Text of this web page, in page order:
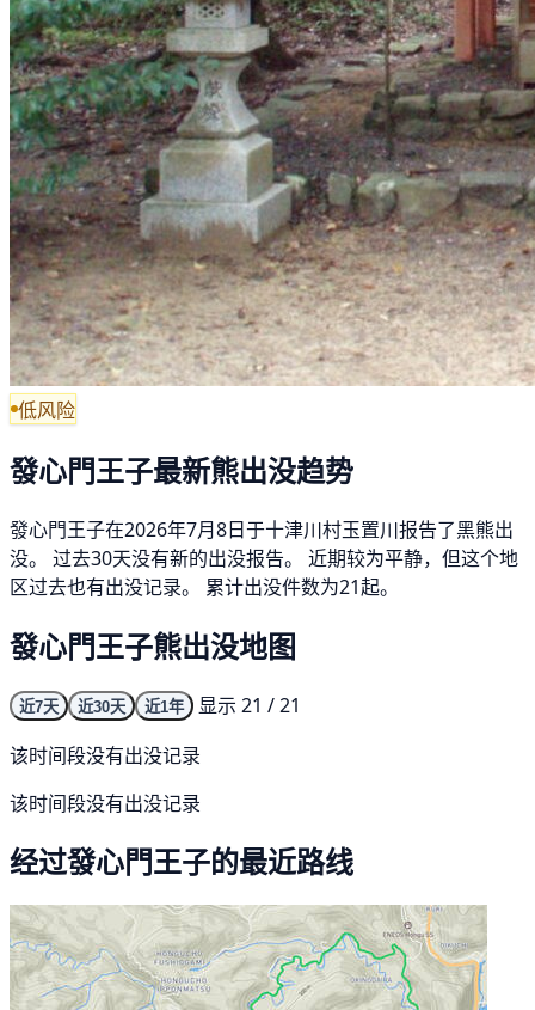
低风险
發心門王子最新熊出没趋势
發心門王子在2026年7月8日于十津川村玉置川报告了黑熊出
没。 过去30天没有新的出没报告。 近期较为平静，但这个地
区过去也有出没记录。 累计出没件数为21起。
發心門王子熊出没地图
近7天 近30天 近1年
显示 21 / 21
该时间段没有出没记录
该时间段没有出没记录
经过發心門王子的最近路线